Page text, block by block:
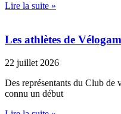
Lire la suite »
Les athlètes de
22 juillet 2026
Des représentants du Club
connu un début